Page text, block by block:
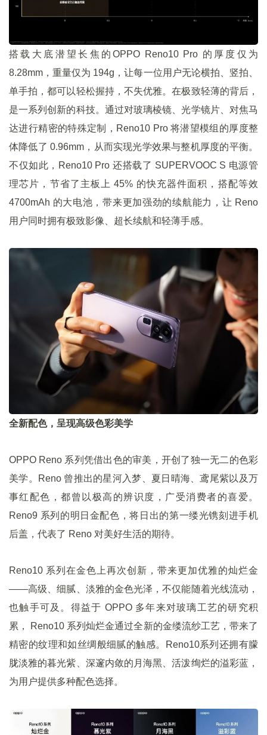
搭载大底潜望长焦的OPPO Reno10 Pro 的厚度仅为
8.28mm，重量仅为 194g，让每一位用户无论横拍、竖拍、
单手拍，都可以轻松握持，不失优雅。在极致轻薄的背后，
是一系列创新的科技。通过对玻璃棱镜、光学镜片、对焦马
达进行精密的特殊定制，Reno10 Pro 将潜望模组的厚度整
体降低了 0.96mm，从而实现光学效果与整机厚度的平衡。
不仅如此，Reno10 Pro 还搭载了 SUPERVOOC S 电源管
理芯片，节省了主板上 45% 的快充器件面积，搭配等效
4700mAh 的大电池，带来更加强劲的续航能力，让 Reno
用户同时拥有极致影像、超长续航和轻薄手感。
全新配色，呈现高级色彩美学
OPPO Reno 系列凭借出色的审美，开创了独一无二的色彩
美学。Reno 曾推出的星河入梦、夏日晴海、鸢尾紫以及万
事红配色，都曾以极高的辨识度，广受消费者的喜爱。
Reno9 系列的明日金配色，将日出的第一缕光镌刻进手机
后盖，代表了 Reno 对美好生活的期待。
Reno10 系列在金色上再次创新，带来更加优雅的灿烂金
——高级、细腻、淡雅的金色光泽，不仅能随着光线流动，
也触手可及。得益于 OPPO 多年来对玻璃工艺的研究积
累， Reno10 系列灿烂金通过全新的金缕流纱工艺，带来了
精密的纹理和如丝绸般细腻的触感。Reno10系列还拥有朦
胧淡雅的暮光紫、深邃内敛的月海黑、活泼绚烂的溢彩蓝，
为用户提供多种配色选择。